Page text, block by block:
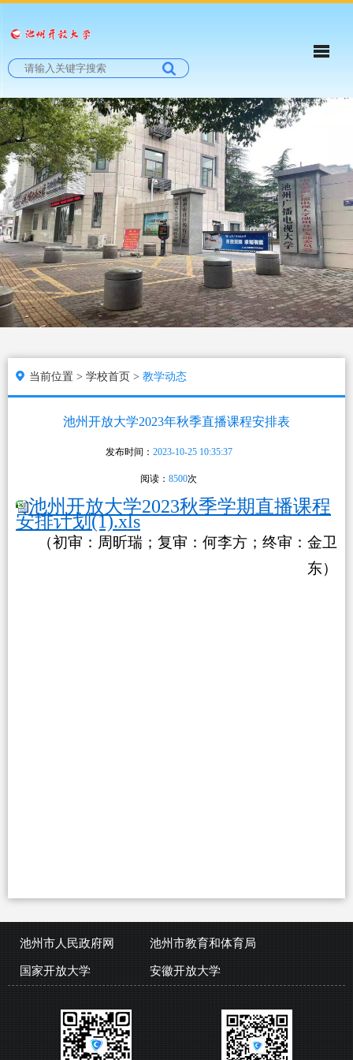
当前位置 > 学校首页 > 教学动态
池州开放大学2023年秋季直播课程安排表
发布时间： 2023-10-25 10:35:37
阅读： 8500次
池州开放大学2023秋季学期直播课程
安排计划(1).xls
（初审：周昕瑞；复审：何李方；终审：金卫
东）
池州市人民政府网 池州市教育和体育局
国家开放大学 安徽开放大学